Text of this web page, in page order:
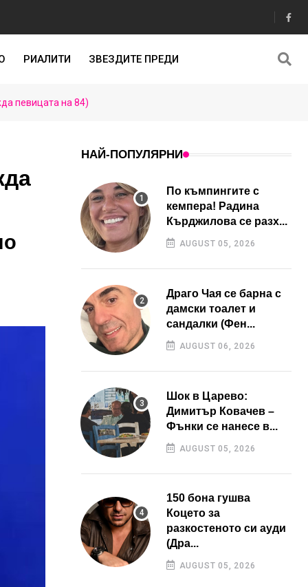
РИАЛИТИ ЗВЕЗДИТЕ ПРЕДИ
певицата на 84)
НАЙ-ПОПУЛЯРНИ
По къмпингите с
кемпера! Радина
Кърджилова се разх...
AUGUST 05, 2026
Драго Чая се барна с
дамски тоалет и
сандалки (Фен...
AUGUST 06, 2026
Шок в Царево:
Димитър Ковачев –
Фънки се нанесе в...
AUGUST 05, 2026
150 бона гушва
Коцето за
разкостеното си ауди
(Дра...
AUGUST 05, 2026